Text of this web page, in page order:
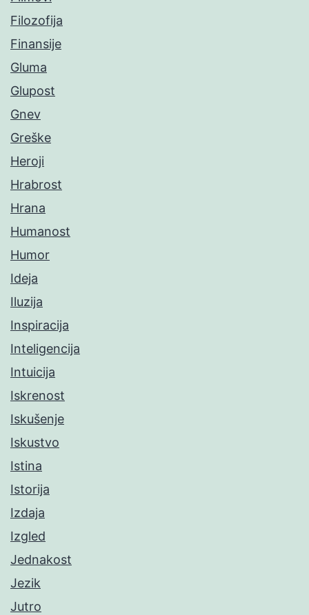
Filozofija
Finansije
Gluma
Glupost
Gnev
Greške
Heroji
Hrabrost
Hrana
Humanost
Humor
Ideja
Iluzija
Inspiracija
Inteligencija
Intuicija
Iskrenost
Iskušenje
Iskustvo
Istina
Istorija
Izdaja
Izgled
Jednakost
Jezik
Jutro